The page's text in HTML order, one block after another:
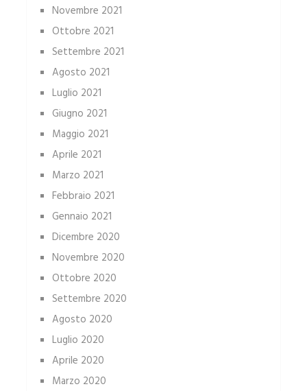
Novembre 2021
Ottobre 2021
Settembre 2021
Agosto 2021
Luglio 2021
Giugno 2021
Maggio 2021
Aprile 2021
Marzo 2021
Febbraio 2021
Gennaio 2021
Dicembre 2020
Novembre 2020
Ottobre 2020
Settembre 2020
Agosto 2020
Luglio 2020
Aprile 2020
Marzo 2020